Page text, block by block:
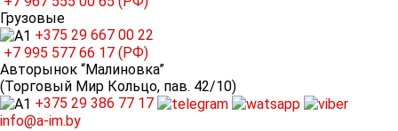
Грузовые
+375 29 667 00 22
+7 995 577 66 17 (РФ)
Авторынок “Малиновка”
(Торговый Мир Кольцо, пав. 42/10)
+375 29 386 77 17
info@a-im.by